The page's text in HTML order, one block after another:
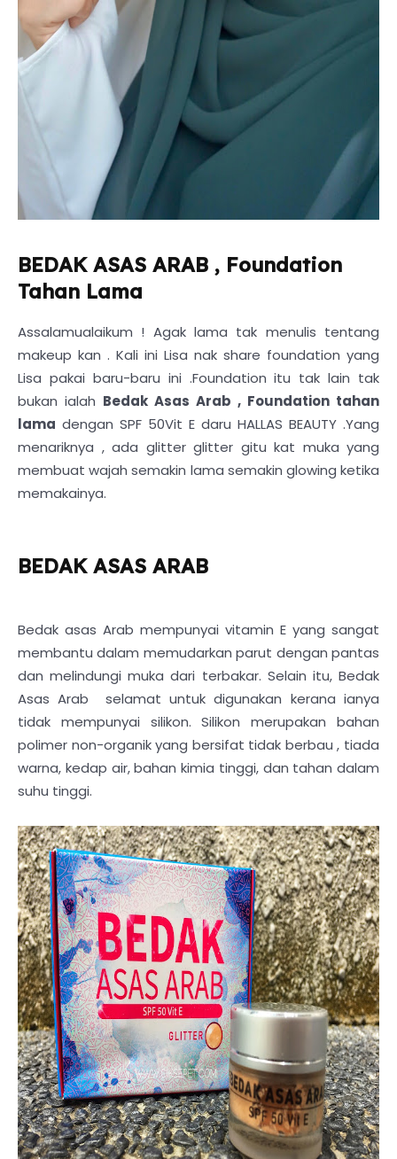
BEDAK ASAS ARAB , Foundation
Tahan Lama
Assalamualaikum ! Agak lama tak menulis tentang
makeup kan . Kali ini Lisa nak share foundation yang
Lisa pakai baru-baru ini .Foundation itu tak lain tak
bukan ialah Bedak Asas Arab , Foundation tahan
lama dengan SPF 50Vit E daru HALLAS BEAUTY .Yang
menariknya , ada glitter glitter gitu kat muka yang
membuat wajah semakin lama semakin glowing ketika
memakainya.
BEDAK ASAS ARAB
Bedak asas Arab mempunyai vitamin E yang sangat
membantu dalam memudarkan parut dengan pantas
dan melindungi muka dari terbakar. Selain itu, Bedak
Asas Arab selamat untuk digunakan kerana ianya
tidak mempunyai silikon. Silikon merupakan bahan
polimer non-organik yang bersifat tidak berbau , tiada
warna, kedap air, bahan kimia tinggi, dan tahan dalam
suhu tinggi.